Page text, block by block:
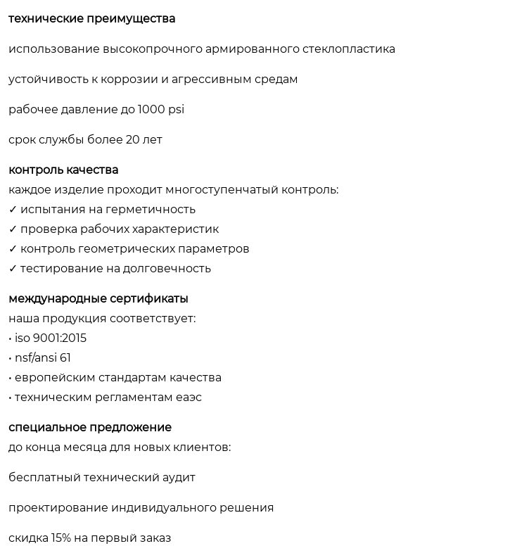
технические преимущества
использование высокопрочного армированного стеклопластика
устойчивость к коррозии и агрессивным средам
рабочее давление до 1000 psi
срок службы более 20 лет
контроль качества
каждое изделие проходит многоступенчатый контроль:
✓ испытания на герметичность
✓ проверка рабочих характеристик
✓ контроль геометрических параметров
✓ тестирование на долговечность
международные сертификаты
наша продукция соответствует:
• iso 9001:2015
• nsf/ansi 61
• европейским стандартам качества
• техническим регламентам еаэс
специальное предложение
до конца месяца для новых клиентов:
бесплатный технический аудит
проектирование индивидуального решения
скидка 15% на первый заказ